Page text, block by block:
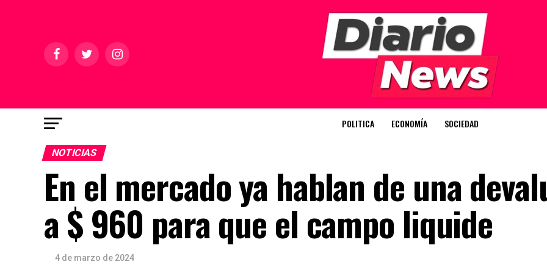
POLITICA ECONOMÍA SOCIEDAD
NOTICIAS
En el mercado ya hablan de una
a $ 960 para que el campo liquide
4 de marzo de 2024